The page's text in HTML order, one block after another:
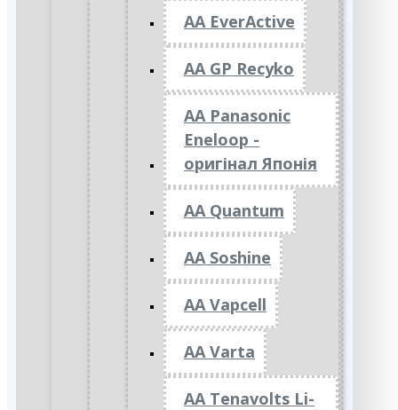
AA EverActive
AA GP Recyko
AA Panasonic
Eneloop -
оригінал Японія
AA Quantum
AA Soshine
AA Vapcell
AA Varta
AA Tenavolts Li-